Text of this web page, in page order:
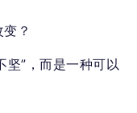
？
坚”，而是一种可以